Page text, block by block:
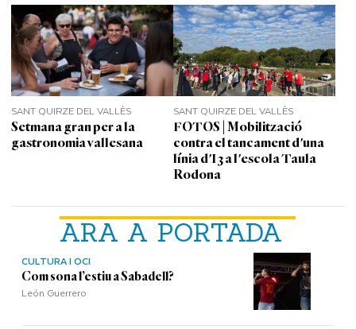
ARA A PORTADA
CULTURA I OCI
Com sona l’estiu a Sabadell?
León Guerrero
SANT QUIRZE DEL VALLÈS
Setmana gran per a la
gastronomia vallesana
SANT QUIRZE DEL VALLÈS
FOTOS | Mobilització
contra el tancament d'una
línia d'I3 a l'escola Taula
Rodona